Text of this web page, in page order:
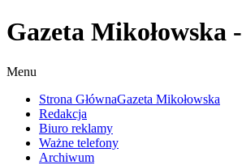
Gazeta Mikołowska -
Menu
Strona GłównaGazeta Mikołowska
Redakcja
Biuro reklamy
Ważne telefony
Archiwum